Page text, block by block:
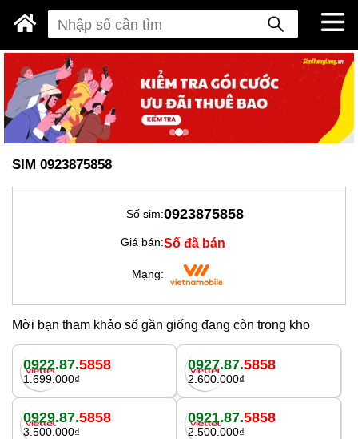
SIM 0923875858
Số sim:0923875858
Giá bán:Số đã bán
Mạng:
Mời bạn tham khảo số gần giống đang còn trong kho
0922.87.5858
1.699.000₫
0927.87.5858
2.600.000₫
0929.87.5858
3.500.000₫
0921.87.5858
2.500.000₫